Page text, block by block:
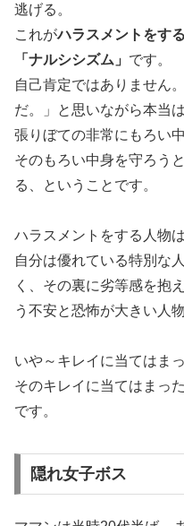
逃げる。
これがハラスメントをす
「ナルシシズム」 です。
自己肯定ではありません
だ。」と思いながら本当
張りぼての非常にもろい
そのもろい中身を守ろう
る、ということです。
ハラスメントをする人物は
自分は優れている特別な
く、その裏に劣等感を抱
う不安と恐怖が大きい人物
いや～キレイに当てはまっ
そのキレイに当てはまっ
です。
隠れ女子ボス